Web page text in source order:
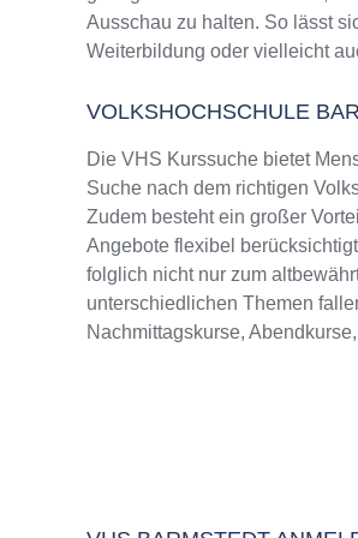
Ausschau zu halten. So lässt
Weiterbildung oder vielleicht
VOLKSHOCHSCHULE
Die VHS Kurssuche bietet
Suche nach dem richtigen
Zudem besteht ein großer
Angebote flexibel
folglich nicht nur zum
unterschiedlichen Themen
Nachmittagskurse,